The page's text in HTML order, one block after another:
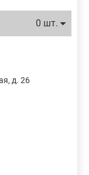
0 шт.
д. 26